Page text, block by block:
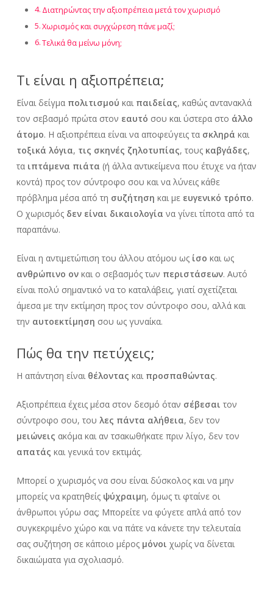
Διατηρώντας την αξιοπρέπεια μετά τον χωρισμό
Χωρισμός και συγχώρεση πάνε μαζί;
Τελικά θα μείνω μόνη;
Τι είναι η αξιοπρέπεια;
Είναι δείγμα πολιτισμού και παιδείας, καθώς αντανακλά
τον σεβασμό πρώτα στον εαυτό σου και ύστερα στο άλλο
άτομο. Η αξιοπρέπεια είναι να αποφεύγεις τα σκληρά και
τοξικά λόγια, τις σκηνές ζηλοτυπίας, τους καβγάδες,
τα ιπτάμενα πιάτα (ή άλλα αντικείμενα που έτυχε να ήταν
κοντά) προς τον σύντροφο σου και να λύνεις κάθε
πρόβλημα μέσα από τη συζήτηση και με ευγενικό τρόπο.
Ο χωρισμός δεν είναι δικαιολογία να γίνει τίποτα από τα
παραπάνω.
Είναι η αντιμετώπιση του άλλου ατόμου ωςίσο και ως
ανθρώπινο ονκαι ο σεβασμός των περιστάσεων. Αυτό
είναι πολύ σημαντικό να το καταλάβεις, γιατί σχετίζεται
άμεσα με την εκτίμηση προς τον σύντροφο σου, αλλά και
την αυτοεκτίμηση σου ως γυναίκα.
Πώς θα την πετύχεις;
Η απάντηση είναιθέλοντας καιπροσπαθώντας.
Αξιοπρέπεια έχεις μέσα στον δεσμό όταν σέβεσαι τον
σύντροφο σου, του λες πάντα αλήθεια, δεν τον
μειώνεις ακόμα και αν τσακωθήκατε πριν λίγο, δεν τον
απατάς και γενικά τον εκτιμάς.
Μπορεί ο χωρισμός να σου είναι δύσκολος και να μην
μπορείς να κρατηθείς ψύχραιμη, όμως τι φταίνε οι
άνθρωποι γύρω σας; Μπορείτε να φύγετε απλά από τον
συγκεκριμένο χώρο και να πάτε να κάνετε την τελευταία
σας συζήτηση σε κάποιο μέρος μόνοι χωρίς να δίνεται
δικαιώματα για σχολιασμό.